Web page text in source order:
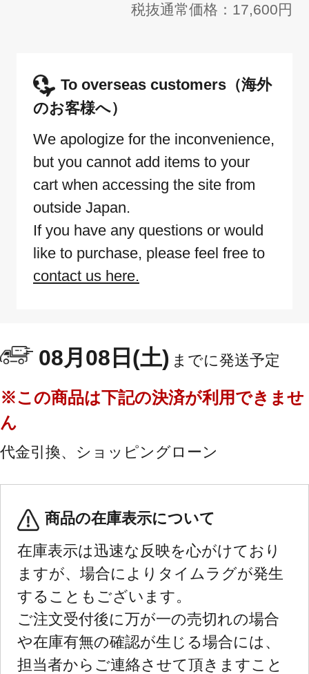
税抜通常価格：17,600円
To overseas customers（海外
のお客様へ）
We apologize for the inconvenience,
but you cannot add items to your
cart when accessing the site from
outside Japan.
If you have any questions or would
like to purchase, please feel free to
contact us here.
08月08日(土) までに発送予定
※この商品は下記の決済が利用できませ
ん
代金引換、ショッピングローン
商品の在庫表示について
在庫表示は迅速な反映を心がけており
ますが、場合によりタイムラグが発生
することもございます。
ご注文受付後に万が一の売切れの場合
や在庫有無の確認が生じる場合には、
担当者からご連絡させて頂きますこと